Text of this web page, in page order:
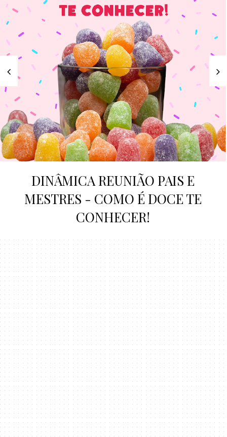
DINÂMICA REUNIÃO PAIS E
MESTRES - COMO É DOCE TE
CONHECER!